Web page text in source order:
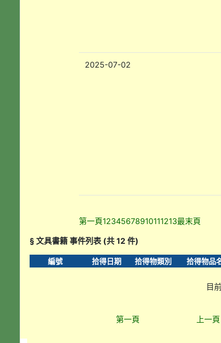
2025-07-02
第一頁12345678910111213最末頁
§ 文具書籍 事件列表 (共 12 件)
編號 拾得日期 拾得物類別 拾得物品
目
第一頁 上一頁